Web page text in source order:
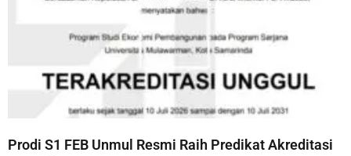
Prodi S1 FEB Unmul Resmi Raih Predikat Akreditasi